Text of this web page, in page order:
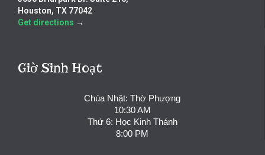
Houston, TX 77042
Get directions →
Giờ Sinh Hoạt
Chúa Nhật: Thờ Phượng
10:30 AM
Thứ 6: Học Kinh Thánh
8:00 PM